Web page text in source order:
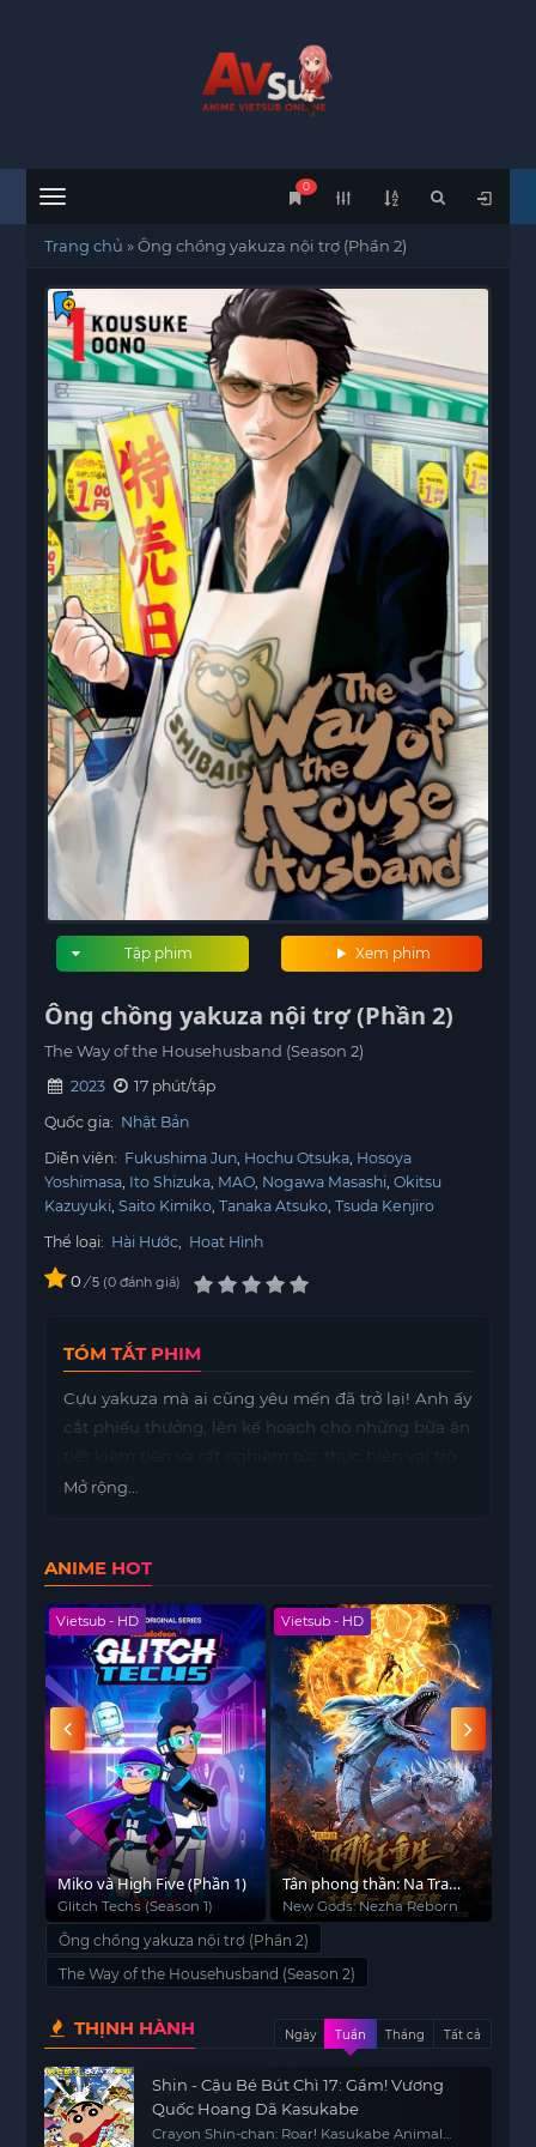
Menu
0
Trang chủ »Ông chồng yakuza nội trợ (Phần 2)
Xem phim
Tập phim
Ông chồng yakuza nội trợ (Phần 2)
The Way of the Househusband (Season 2)
2023
17 phút/tập
Quốc gia: Nhật Bản
Diễn viên: Fukushima Jun Hochu Otsuka Hosoya
Yoshimasa Ito Shizuka MAO Nogawa Masashi Okitsu
Kazuyuki Saito Kimiko Tanaka Atsuko Tsuda Kenjiro
Thể loại: Hài Hước Hoạt Hình
0 / 5 0 đánh giá
TÓM TẮT PHIM
Cựu yakuza mà ai cũng yêu mến đã trở lại! Anh ấy
cắt phiếu thưởng, lên kế hoạch cho những bữa ăn
người chồng nội trợ của mình.
Mở rộng...
ANIME HOT
Vietsub - HD
Miko và High Five (Phần 1)
Glitch Techs (Season 1)
Vietsub - HD
Tân phong thần: Na Tra
trùng sinh
New Gods: Nezha Reborn
Ông chồng yakuza nội trợ (Phần 2)
The Way of the Househusband (Season 2)
THỊNH HÀNH Ngày Tuần Tháng Tất cả
Shin - Cậu Bé Bút Chì 17: Gầm! Vương
Quốc Hoang Dã Kasukabe
Crayon Shin-chan: Roar! Kasukabe Animal